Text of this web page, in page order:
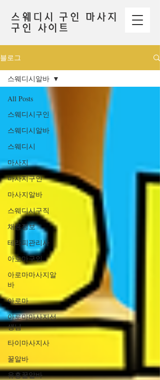
스웨디시 구인 마사지
구인 사이트
블로그
All Posts
스웨디시구인
스웨디시알바
스웨디시
마사지
마사지구인
마사지알바
스웨디시구직
채용정보
테라피관리사
아로마구인
아로마마사지알
바
아로마
아로마마사지선
생님
타이마사지사
꿀알바
유흥꿀알바
스웨디시알바